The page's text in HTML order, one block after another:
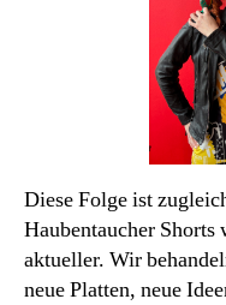
Diese Folge ist
Haubentaucher
aktueller. Wir
neue Platten, neue